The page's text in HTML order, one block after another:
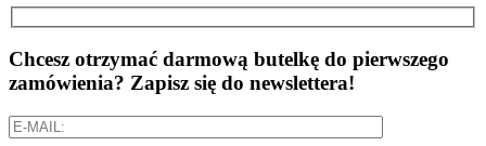
Chcesz otrzymać darmową butelkę do pierwszego
zamówienia? Zapisz się do newslettera!